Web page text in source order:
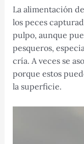
La alimentación
los peces
pulpo, aunque
pesqueros,
cría. A veces se
porque estos
la superficie.